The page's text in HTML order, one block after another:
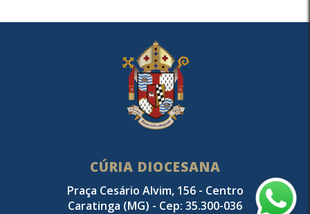
CÚRIA DIOCESANA
Praça Cesário Alvim, 156 - Centro
Caratinga (MG) - Cep: 35.300-036